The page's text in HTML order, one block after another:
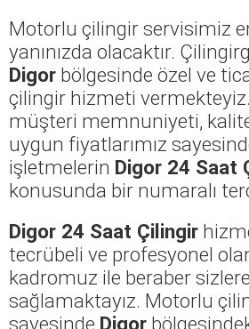
Motorlu çilingir servisimiz
yanınızda olacaktır.
Digor bölgesinde özel ve
çilingir hizmeti vermekteyiz.
müşteri memnuniyeti,
uygun fiyatlarımız
işletmelerin Digor 24 Saat
konusunda bir numaralı
Digor 24 Saat Çilingir
tecrübeli ve profesyonel
kadromuz ile beraber
sağlamaktayız. Motorlu
sayesinde Digor